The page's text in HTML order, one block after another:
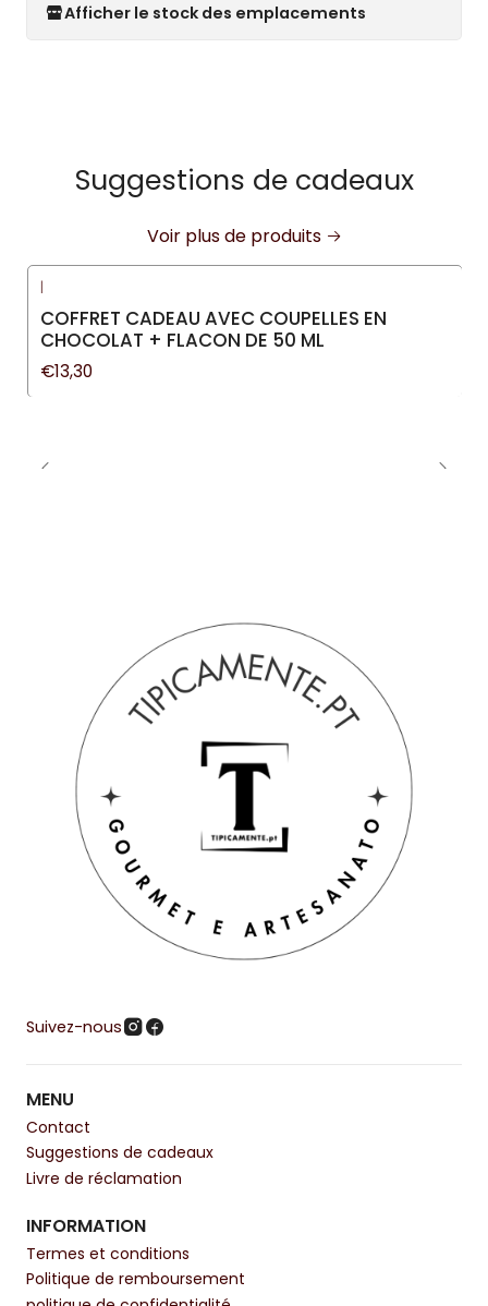
Afficher le stock des emplacements
Suggestions de cadeaux
Voir plus de produits
|
COFFRET CADEAU AVEC COUPELLES EN
CHOCOLAT + FLACON DE 50 ML
€13,30
Suivez-nous
MENU
Contact
Suggestions de cadeaux
Livre de réclamation
INFORMATION
Termes et conditions
Politique de remboursement